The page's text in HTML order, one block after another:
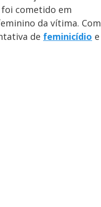
foi cometido em
da vítima. Com
de feminicídio e